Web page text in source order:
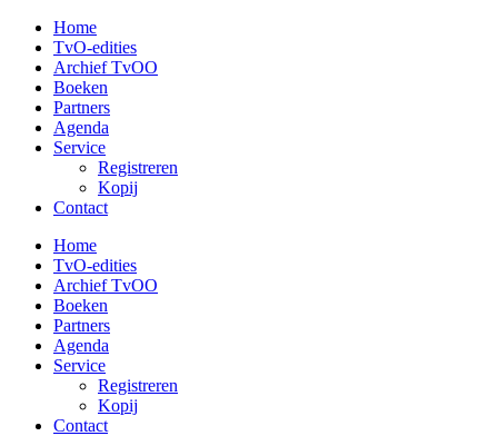
naar
inhoud
Home
TvO-edities
Archief TvOO
Boeken
Partners
Agenda
Service
Registreren
Kopij
Contact
Home
TvO-edities
Archief TvOO
Boeken
Partners
Agenda
Service
Registreren
Kopij
Contact